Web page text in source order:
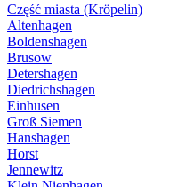
Część miasta (Kröpelin)
Altenhagen
Boldenshagen
Brusow
Detershagen
Diedrichshagen
Einhusen
Groß Siemen
Hanshagen
Horst
Jennewitz